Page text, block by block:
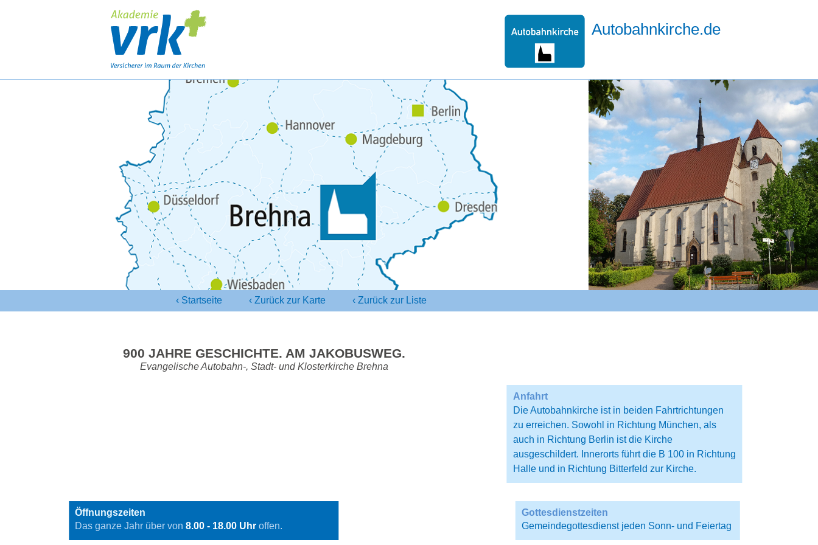
Autobahnkirche.de
‹ Startseite ‹ Zurück zurKarte ‹ Zurück zurListe
900 JAHRE GESCHICHTE. AM JAKOBUSWEG.
Evangelische Autobahn-, Stadt- und Klosterkirche Brehna
Anfahrt
Die Autobahnkirche ist in beiden Fahrtrichtungen
zu erreichen. Sowohl in Richtung München, als
auch in Richtung Berlin ist die Kirche
ausgeschildert. Innerorts führt die B 100 in Richtung
Halle und in Richtung Bitterfeld zur Kirche.
Öffnungszeiten
Das ganze Jahr über von 8.00 - 18.00 Uhr offen.
Gottesdienstzeiten
Gemeindegottesdienst jeden Sonn- und Feiertag